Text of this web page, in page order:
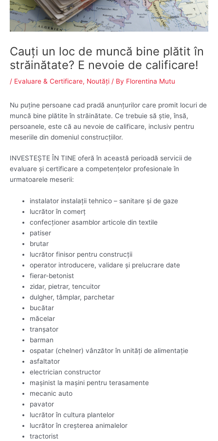
Cauţi un loc de muncă bine plătit în
străinătate? E nevoie de calificare!
/ Evaluare & Certificare, Noutăți / By Florentina Mutu
Nu puţine persoane cad pradă anunţurilor care promit locuri de
muncă bine plătite în străinătate. Ce trebuie să ştie, însă,
persoanele, este că au nevoie de calificare, inclusiv pentru
meseriile din domeniul construcţiilor.
INVESTEŞTE ÎN TINE oferă în această perioadă servicii de
evaluare şi certificare a competenţelor profesionale în
urmatoarele meserii:
instalator instalaţii tehnico – sanitare şi de gaze
lucrător în comerţ
confecţioner asamblor articole din textile
patiser
brutar
lucrător finisor pentru construcţii
operator introducere, validare şi prelucrare date
fierar-betonist
zidar, pietrar, tencuitor
dulgher, tâmplar, parchetar
bucătar
măcelar
tranşator
barman
ospatar (chelner) vânzător în unităţi de alimentaţie
asfaltator
electrician constructor
maşinist la maşini pentru terasamente
mecanic auto
pavator
lucrător în cultura plantelor
lucrător în creşterea animalelor
tractorist